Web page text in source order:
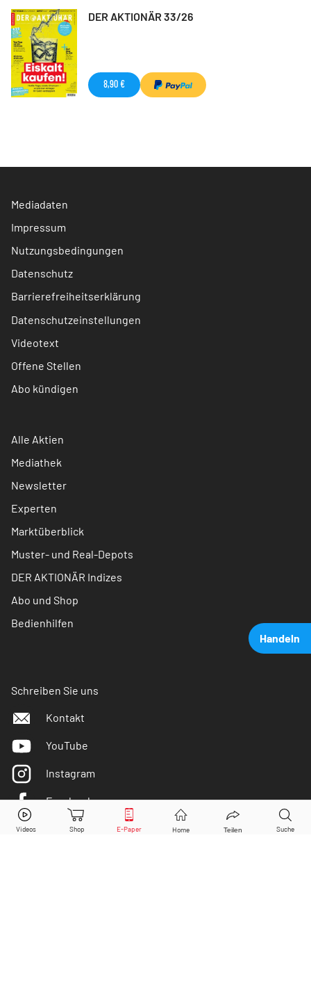
Handeln
Fresenius Medical Care Aktie jetzt handeln?
DER AKTIONÄR 33/26
8,90 €
Mediadaten
Impressum
Nutzungsbedingungen
Datenschutz
Barrierefreiheitserklärung
Datenschutzeinstellungen
Videotext
Offene Stellen
Abo kündigen
Alle Aktien
Mediathek
Newsletter
Experten
Marktüberblick
Muster- und Real-Depots
DER AKTIONÄR Indizes
Abo und Shop
Bedienhilfen
Schreiben Sie uns
Kontakt
YouTube
Instagram
Facebook
Twitter